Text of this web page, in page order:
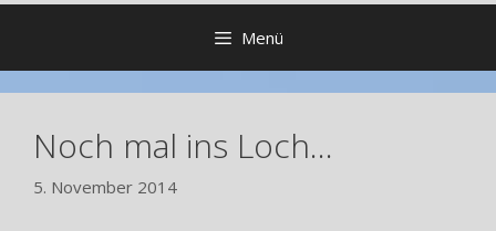
Menü
Noch mal ins Loch…
5. November 2014